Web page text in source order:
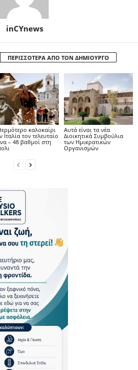
inCYnews
ΠΕΡΙΣΣΟΤΕΡΑ ΑΠΟ ΤΟΝ ΔΗΜΙΟΥΡΓΟ
καλοκαίρι
Ιταλία τον τελευταίο
– 48 βαθμοί στη
Αυτά είναι τα νέα
Διοικητικά Συμβούλια
των Ημικρατικών
Οργανισμών